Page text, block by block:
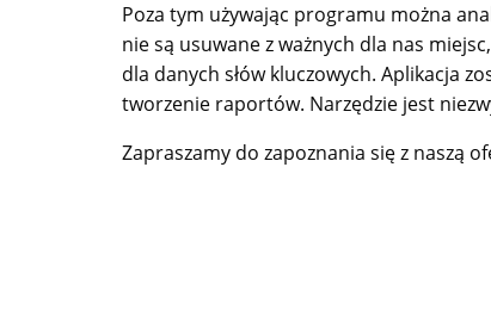
Poza tym używając programu można
nie są usuwane z ważnych dla nas
dla danych słów kluczowych. Aplikacja
tworzenie raportów. Narzędzie jest
Zapraszamy do zapoznania się z naszą